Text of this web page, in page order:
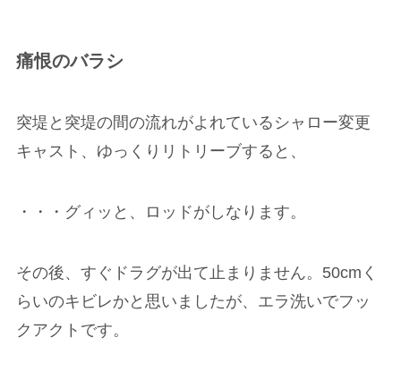
痛恨のバラシ
突堤と突堤の間の流れがよれているシャロー変更
キャスト、ゆっくりリトリーブすると、
・・・グィッと、ロッドがしなります。
その後、すぐドラグが出て止まりません。50cmく
らいのキビレかと思いましたが、エラ洗いでフッ
クアクトです。